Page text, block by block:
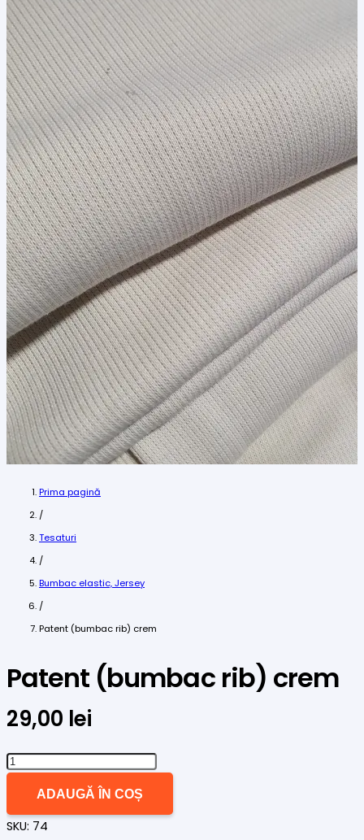
Prima pagină
/
Tesaturi
/
Bumbac elastic, Jersey
/
Patent (bumbac rib) crem
Patent (bumbac rib) crem
29,00 lei
Cantitate
rib)
ADAUGĂ ÎN COȘ
SKU: 74